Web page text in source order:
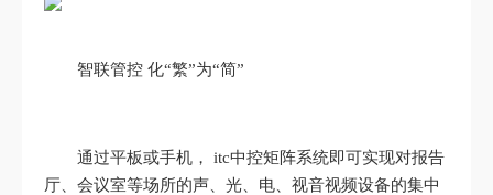
智联管控 化“繁”为“简”
通过平板或手机， itc中控矩阵系统即可实现对报告
厅、会议室等场所的声、光、电、视音视频设备的集中